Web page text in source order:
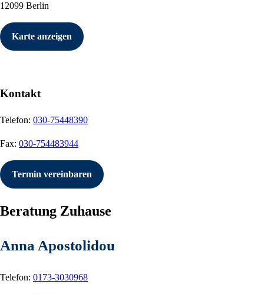
12099 Berlin
Karte anzeigen
Kontakt
Telefon: 030-75448390
Fax: 030-754483944
Termin vereinbaren
Beratung Zuhause
Anna Apostolidou
Telefon: 0173-3030968